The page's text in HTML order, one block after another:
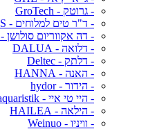
- גרוטק - GroTech
- ד"ר טים למלוחים - DR. TIM'S
- דה אקווריום סולושן - The Aquarium Solution
- דלואה - DALUA
- דלתק - Deltec
- האנה - HANNA
- הידור - hydor
- היי טי איי - ATI aquaristik
- הילאה - HAILEA
- וויניו - Weinuo